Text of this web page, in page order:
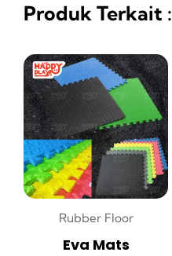
Produk Terkait :
Rubber Floor
Eva Mats